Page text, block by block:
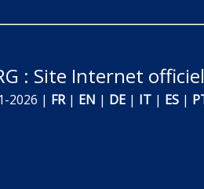
: Site Internet
2026 | FR| EN | DE | IT | ES |